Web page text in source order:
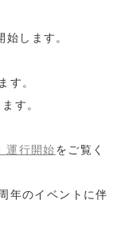
します。
す。
す。
運行開始をご覧く
年のイベントに伴